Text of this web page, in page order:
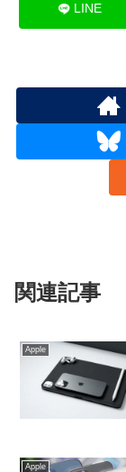
LINE
関連記事
Apple
Apple